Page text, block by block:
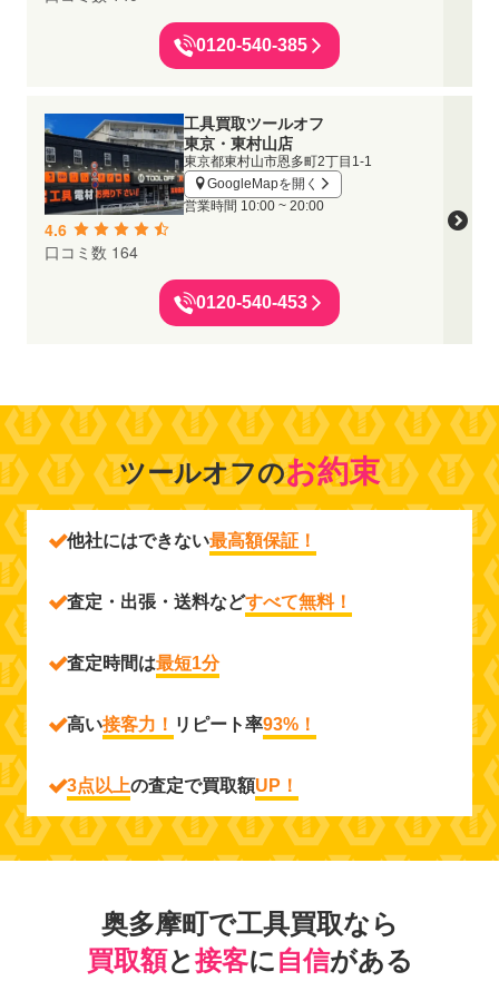
0120-540-385
工具買取ツールオフ
東京・東村山店
東京都東村山市恩多町2丁目1-1
GoogleMapを開く
営業時間 10:00 ~ 20:00
4.6
口コミ数 164
0120-540-453
ツールオフのお約束
他社にはできない最高額保証！
査定・出張・送料などすべて無料！
査定時間は最短1分
高い接客力！ リピート率93%！
3点以上の査定で買取額UP！
奥多摩町で工具買取なら
買取額と接客に自信がある